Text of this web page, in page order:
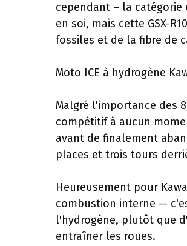
cependant – la catégorie
en soi, mais cette GSX-
fossiles et de la fibre de
Moto ICE à hydrogène
Malgré l'importance des
compétitif à aucun
avant de finalement
places et trois tours
Heureusement pour
combustion interne —
l'hydrogène, plutôt que
entraîner les roues.